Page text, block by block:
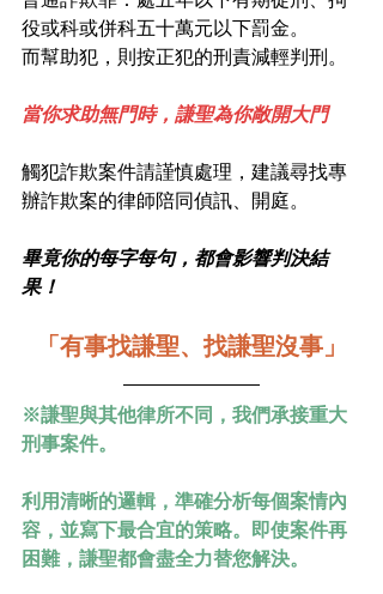
役或科或併科五十萬元以下罰金。
而幫助犯，則按正犯的刑責減輕判刑。
當你求助無門時，謙聖為你敞開大門
觸犯詐欺案件請謹慎處理，建議尋找專
辦詐欺案的律師陪同偵訊、開庭。
畢竟你的每字每句，都會影響判決結
果！
「有事找謙聖、找謙聖沒事」
※謙聖與其他律所不同，我們承接重大
刑事案件。
利用清晰的邏輯，準確分析每個案情內
容，並寫下最合宜的策略。即使案件再
困難，謙聖都會盡全力替您解決。